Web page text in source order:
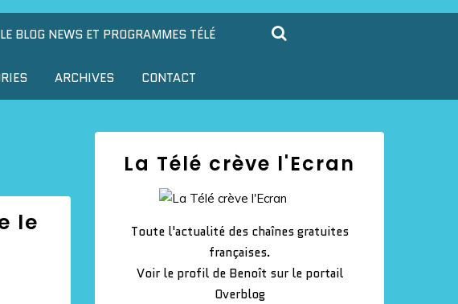
LE BLOG NEWS ET PROGRAMMES TÉLÉ
ARCHIVES CONTACT
le
La Télé crève l'Ecran
Toute l'actualité des chaînes gratuites
françaises.
Voir le profil de Benoît sur le portail
Overblog